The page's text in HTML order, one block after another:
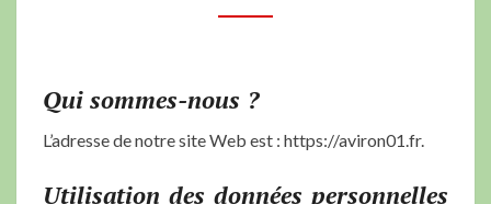
Qui sommes-nous ?
L’adresse de notre site Web est : https://aviron01.fr.
Utilisation des données personnelles